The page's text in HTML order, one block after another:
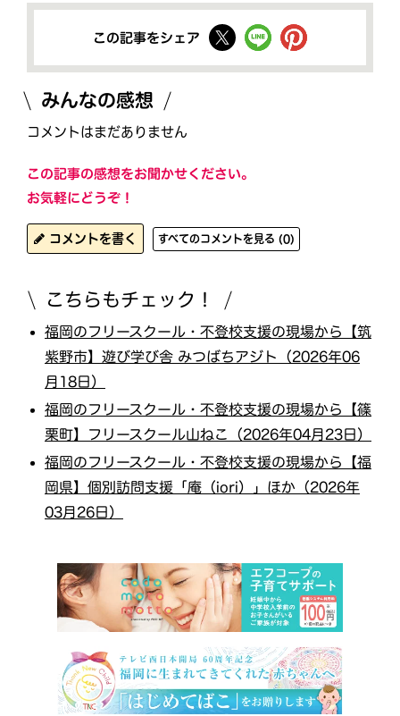
この記事をシェア
みんなの感想
コメントはまだありません
この記事の感想をお聞かせください。
お気軽にどうぞ！
コメントを書く すべてのコメントを見る (0)
こちらもチェック！
福岡のフリースクール・不登校支援の現場から【筑
紫野市】遊び学び舎 みつばちアジト（2026年06
月18日）
福岡のフリースクール・不登校支援の現場から【篠
栗町】フリースクール山ねこ（2026年04月23日）
福岡のフリースクール・不登校支援の現場から【福
岡県】個別訪問支援「庵（iori）」ほか（2026年
03月26日）